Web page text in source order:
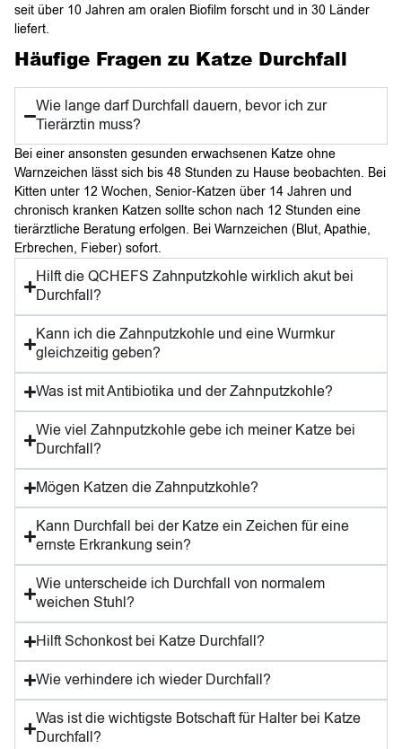
seit über 10 Jahren am oralen Biofilm forscht und in 30 Länder
liefert.
Häufige Fragen zu Katze Durchfall
Wie lange darf Durchfall dauern, bevor ich zur
Tierärztin muss?
Bei einer ansonsten gesunden erwachsenen Katze ohne
Warnzeichen lässt sich bis 48 Stunden zu Hause beobachten. Bei
Kitten unter 12 Wochen, Senior-Katzen über 14 Jahren und
chronisch kranken Katzen sollte schon nach 12 Stunden eine
tierärztliche Beratung erfolgen. Bei Warnzeichen (Blut, Apathie,
Erbrechen, Fieber) sofort.
Hilft die QCHEFS Zahnputzkohle wirklich akut bei
Durchfall?
Kann ich die Zahnputzkohle und eine Wurmkur
gleichzeitig geben?
Was ist mit Antibiotika und der Zahnputzkohle?
Wie viel Zahnputzkohle gebe ich meiner Katze bei
Durchfall?
Mögen Katzen die Zahnputzkohle?
Kann Durchfall bei der Katze ein Zeichen für eine
ernste Erkrankung sein?
Wie unterscheide ich Durchfall von normalem
weichen Stuhl?
Hilft Schonkost bei Katze Durchfall?
Wie verhindere ich wieder Durchfall?
Was ist die wichtigste Botschaft für Halter bei Katze
Durchfall?